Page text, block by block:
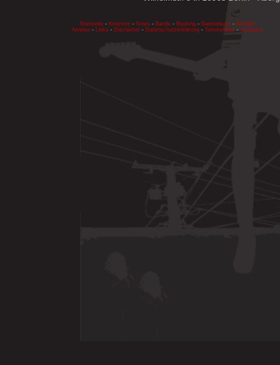
Startseite- Konzerte- News - Bands - Booking- Gaestebuch- Kontakt
Anreise- Links - Disclaimer- Datenschutzerklärung - Tommyhaus - myspace